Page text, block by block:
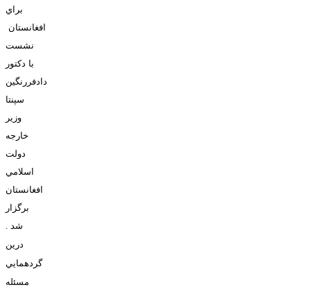
براي
افغانستان
نشست
با دکتور
دادفررنگين
سپنتا
وزير
خارجه
دولت
اسلامي
افغانستان
برگزار
شد
درين
گردهمايي
مسئله